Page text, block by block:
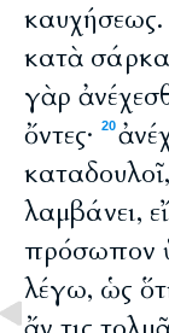
καυχήσεως.
κατὰ
γὰρ
ὄντες·
20
καταδουλοῖ,
λαμβάνει,
πρόσωπον
λέγω, ὡς